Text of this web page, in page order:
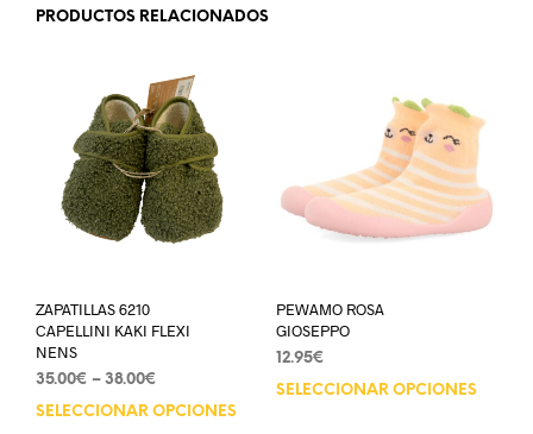
PRODUCTOS RELACIONADOS
ZAPATILLAS 6210
CAPELLINI KAKI FLEXI
NENS
35.00€ – 38.00€
SELECCIONAR OPCIONES
PEWAMO ROSA
GIOSEPPO
12.95€
SELECCIONAR OPCIONES